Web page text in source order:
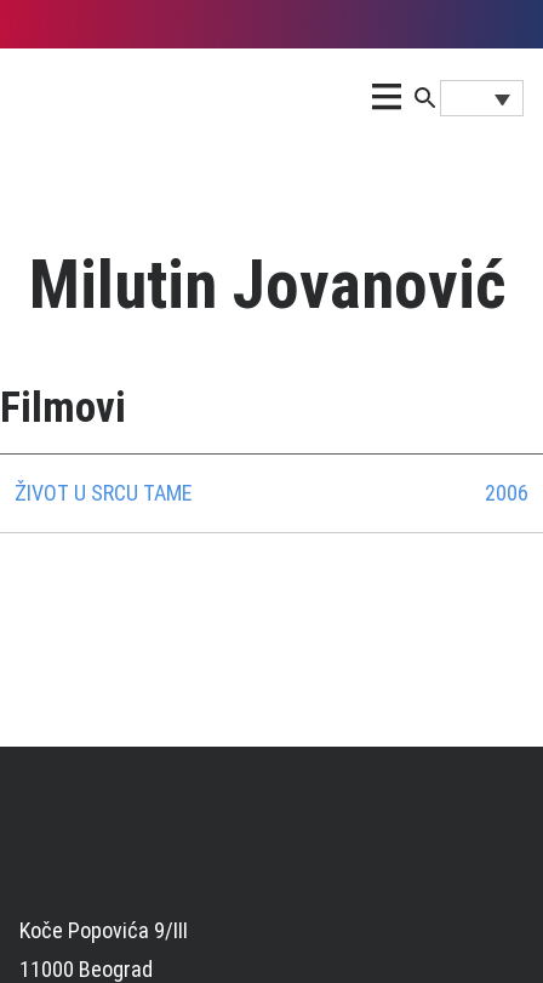
Milutin Jovanović
Filmovi
ŽIVOT U SRCU TAME 2006
Koče Popovića 9/III
11000 Beograd